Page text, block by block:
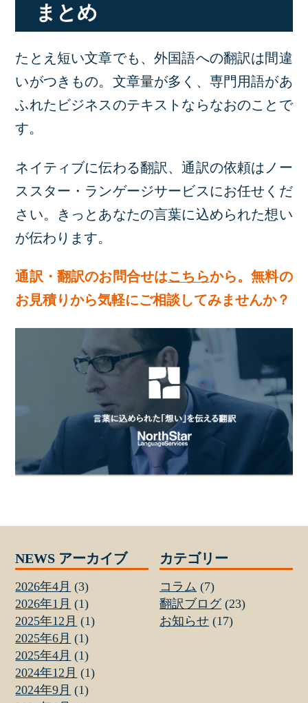
まとめ
たとえ短い文章でも、外国語への翻訳は間違
いがつきもの。文章量が多く、専門用語があ
ふれたビジネスのテキストならなおのことで
す。
ネイティブに伝わる翻訳、通訳の依頼はノー
ススター・ランゲージサービスにお任せくだ
さい。きっとあなたの言葉に込められた想い
が伝わります。
通訳・翻訳のお問合せはこちらから。無料の
お見積りから気軽にご相談してみませんか？
NEWS アーカイブ
2026年4月 (3)
2026年1月 (1)
2025年12月 (1)
2025年6月 (1)
2025年4月 (1)
2024年12月 (1)
2024年9月 (1)
カテゴリー
コラム (7)
翻訳ブログ(23)
お知らせ (17)